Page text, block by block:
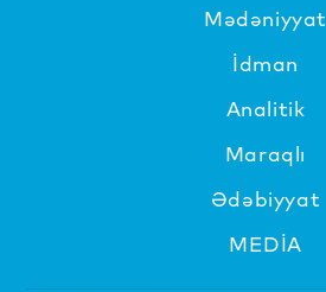
Mədəniyyat
İdman
Analitik
Maraqlı
Ədəbiyyat
MEDİA